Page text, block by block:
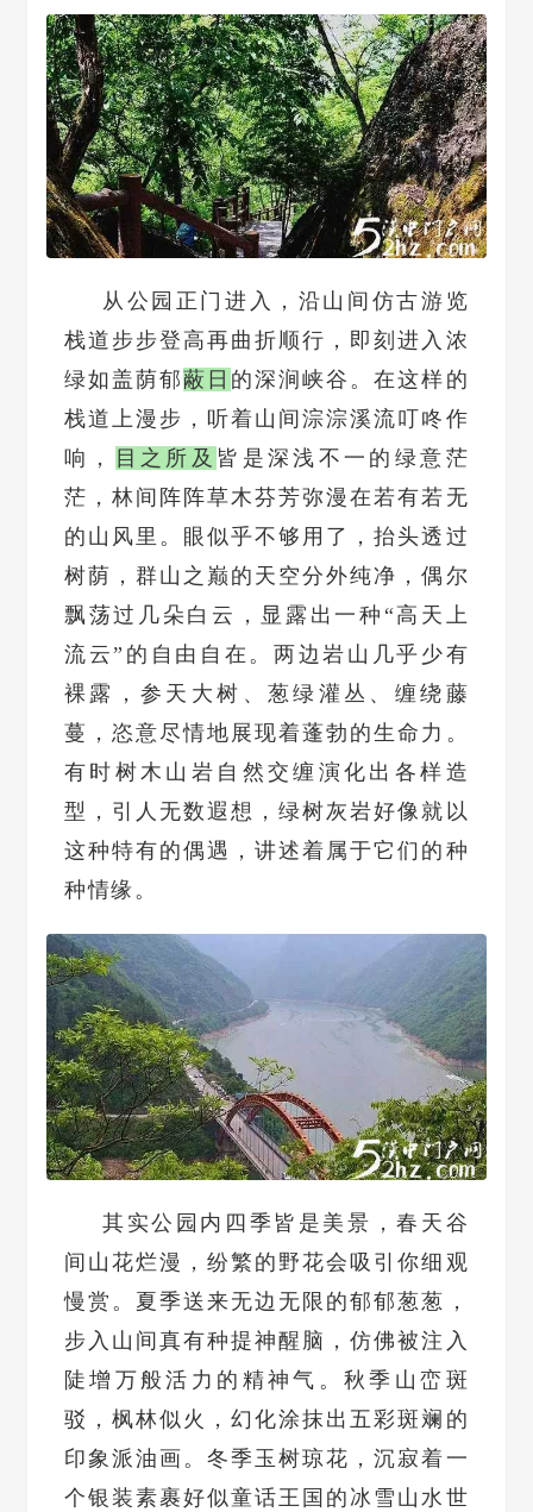
从公园正门进入，沿山间仿古游览
栈道步步登高再曲折顺行，即刻进入浓
绿如盖荫郁蔽日 的深涧峡谷。在这样的
栈道上漫步，听着山间淙淙溪流叮咚作
响，
目之所及 皆是深浅不一的绿意茫
茫，林间阵阵草木芬芳弥漫在若有若无
的山风里。眼似乎不够用了，抬头透过
树荫，群山之巅的天空分外纯净，偶尔
飘荡过几朵白云，显露出一种“高天上
流云”的自由自在。两边岩山几乎少有
裸露，参天大树、葱绿灌丛、缠绕藤
蔓，恣意尽情地展现着蓬勃的生命力。
有时树木山岩自然交缠演化出各样造
型，引人无数遐想，绿树灰岩好像就以
这种特有的偶遇，讲述着属于它们的种
种情缘。
其实公园内四季皆是美景，春天谷
间山花烂漫，纷繁的野花会吸引你细观
慢赏。夏季送来无边无限的郁郁葱葱，
步入山间真有种提神醒脑，仿佛被注入
陡增万般活力的精神气。秋季山峦斑
驳，枫林似火，幻化涂抹出五彩斑斓的
印象派油画。冬季玉树琼花，沉寂着一
个银装素裹好似童话王国的冰雪山水世